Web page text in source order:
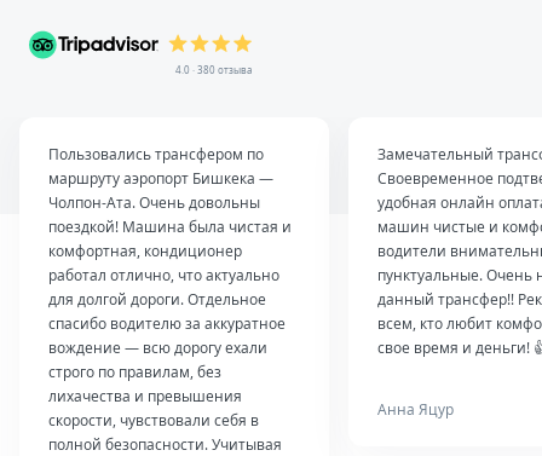
4.0 · 380 отзыва
Пользовались трансфером по
маршруту аэропорт Бишкека —
Чолпон-Ата. Очень довольны
поездкой! Машина была чистая и
комфортная, кондиционер
работал отлично, что актуально
для долгой дороги. Отдельное
спасибо водителю за аккуратное
вождение — всю дорогу ехали
строго по правилам, без
лихачества и превышения
скорости, чувствовали себя в
полной безопасности. Учитывая
Замечательный
Своевременное
удобная онлайн
машин чистые и
водители
пунктуальные. Очень
данный трансфер!!
всем, кто любит
свое время и деньги!
Анна Яцур